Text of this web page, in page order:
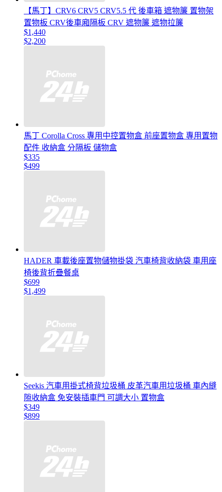
【馬丁】CRV6 CRV5 CRV5.5 代 後車箱 遮物簾 置物架
置物板 CRV後車廂隔板 CRV 遮物簾 遮物拉簾
$1,440
$2,200
馬丁 Corolla Cross 專用中控置物盒 前座置物盒 專用置物
配件 收納盒 分隔板 儲物盒
$335
$499
HADER 車載後座置物儲物掛袋 汽車椅背收納袋 車用座
椅後背折疊餐桌
$699
$1,499
Seekis 汽車用掛式椅背垃圾桶 皮革汽車用垃圾桶 車內縫
隙收納盒 免安裝插車門 可調大小 置物盒
$349
$899